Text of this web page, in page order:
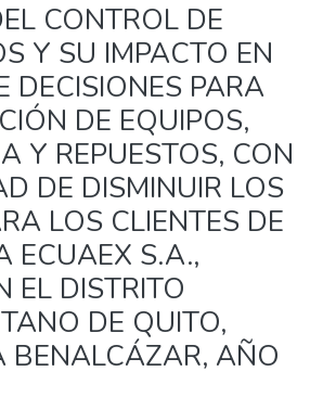
CONTROL DE
Y SU IMPACTO EN
DECISIONES PARA
DE EQUIPOS,
Y REPUESTOS, CON
DE DISMINUIR LOS
LOS CLIENTES DE
ECUAEX S.A.,
EL DISTRITO
DE QUITO,
BENALCÁZAR, AÑO